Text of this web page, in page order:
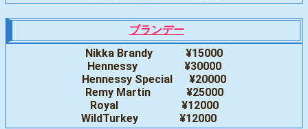
ブランデー
Nikka Brandy ¥15000
Hennessy ¥30000
Hennessy Special ¥20000
Remy Martin ¥25000
Royal ¥12000
WildTurkey ¥12000